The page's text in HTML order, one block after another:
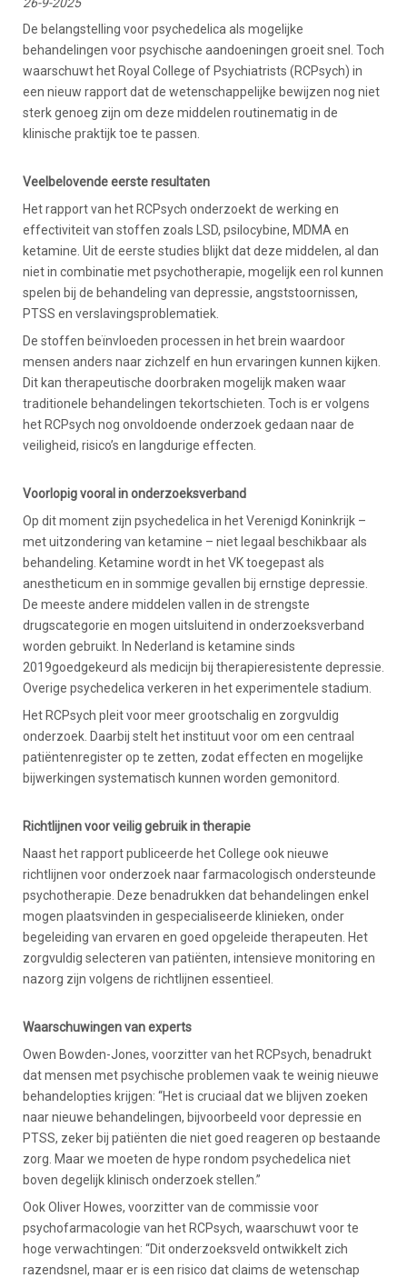
De belangstelling voor psychedelica als mogelijke
behandelingen voor psychische aandoeningen groeit snel. Toch
waarschuwt het Royal College of Psychiatrists (RCPsych) in
een nieuw rapport dat de wetenschappelijke bewijzen nog niet
sterk genoeg zijn om deze middelen routinematig in de
klinische praktijk toe te passen.
Veelbelovende eerste resultaten
Het rapport van het RCPsych onderzoekt de werking en
effectiviteit van stoffen zoals LSD, psilocybine, MDMA en
ketamine. Uit de eerste studies blijkt dat deze middelen, al dan
niet in combinatie met psychotherapie, mogelijk een rol kunnen
spelen bij de behandeling van depressie, angststoornissen,
PTSS en verslavingsproblematiek.
De stoffen beïnvloeden processen in het brein waardoor
mensen anders naar zichzelf en hun ervaringen kunnen kijken.
Dit kan therapeutische doorbraken mogelijk maken waar
traditionele behandelingen tekortschieten. Toch is er volgens
het RCPsych nog onvoldoende onderzoek gedaan naar de
veiligheid, risico’s en langdurige effecten.
Voorlopig vooral in onderzoeksverband
Op dit moment zijn psychedelica in het Verenigd Koninkrijk –
met uitzondering van ketamine – niet legaal beschikbaar als
behandeling. Ketamine wordt in het VK toegepast als
anestheticum en in sommige gevallen bij ernstige depressie.
De meeste andere middelen vallen in de strengste
drugscategorie en mogen uitsluitend in onderzoeksverband
worden gebruikt. In Nederland is ketamine sinds
2019goedgekeurd als medicijn bij therapieresistente depressie.
Overige psychedelica verkeren in het experimentele stadium.
Het RCPsych pleit voor meer grootschalig en zorgvuldig
onderzoek. Daarbij stelt het instituut voor om een centraal
patiëntenregister op te zetten, zodat effecten en mogelijke
bijwerkingen systematisch kunnen worden gemonitord.
Richtlijnen voor veilig gebruik in therapie
Naast het rapport publiceerde het College ook nieuwe
richtlijnen voor onderzoek naar farmacologisch ondersteunde
psychotherapie. Deze benadrukken dat behandelingen enkel
mogen plaatsvinden in gespecialiseerde klinieken, onder
begeleiding van ervaren en goed opgeleide therapeuten. Het
zorgvuldig selecteren van patiënten, intensieve monitoring en
nazorg zijn volgens de richtlijnen essentieel.
Waarschuwingen van experts
Owen Bowden-Jones, voorzitter van het RCPsych, benadrukt
dat mensen met psychische problemen vaak te weinig nieuwe
behandelopties krijgen: “Het is cruciaal dat we blijven zoeken
naar nieuwe behandelingen, bijvoorbeeld voor depressie en
PTSS, zeker bij patiënten die niet goed reageren op bestaande
zorg. Maar we moeten de hype rondom psychedelica niet
boven degelijk klinisch onderzoek stellen.”
Ook Oliver Howes, voorzitter van de commissie voor
psychofarmacologie van het RCPsych, waarschuwt voor te
hoge verwachtingen: “Dit onderzoeksveld ontwikkelt zich
razendsnel, maar er is een risico dat claims de wetenschap